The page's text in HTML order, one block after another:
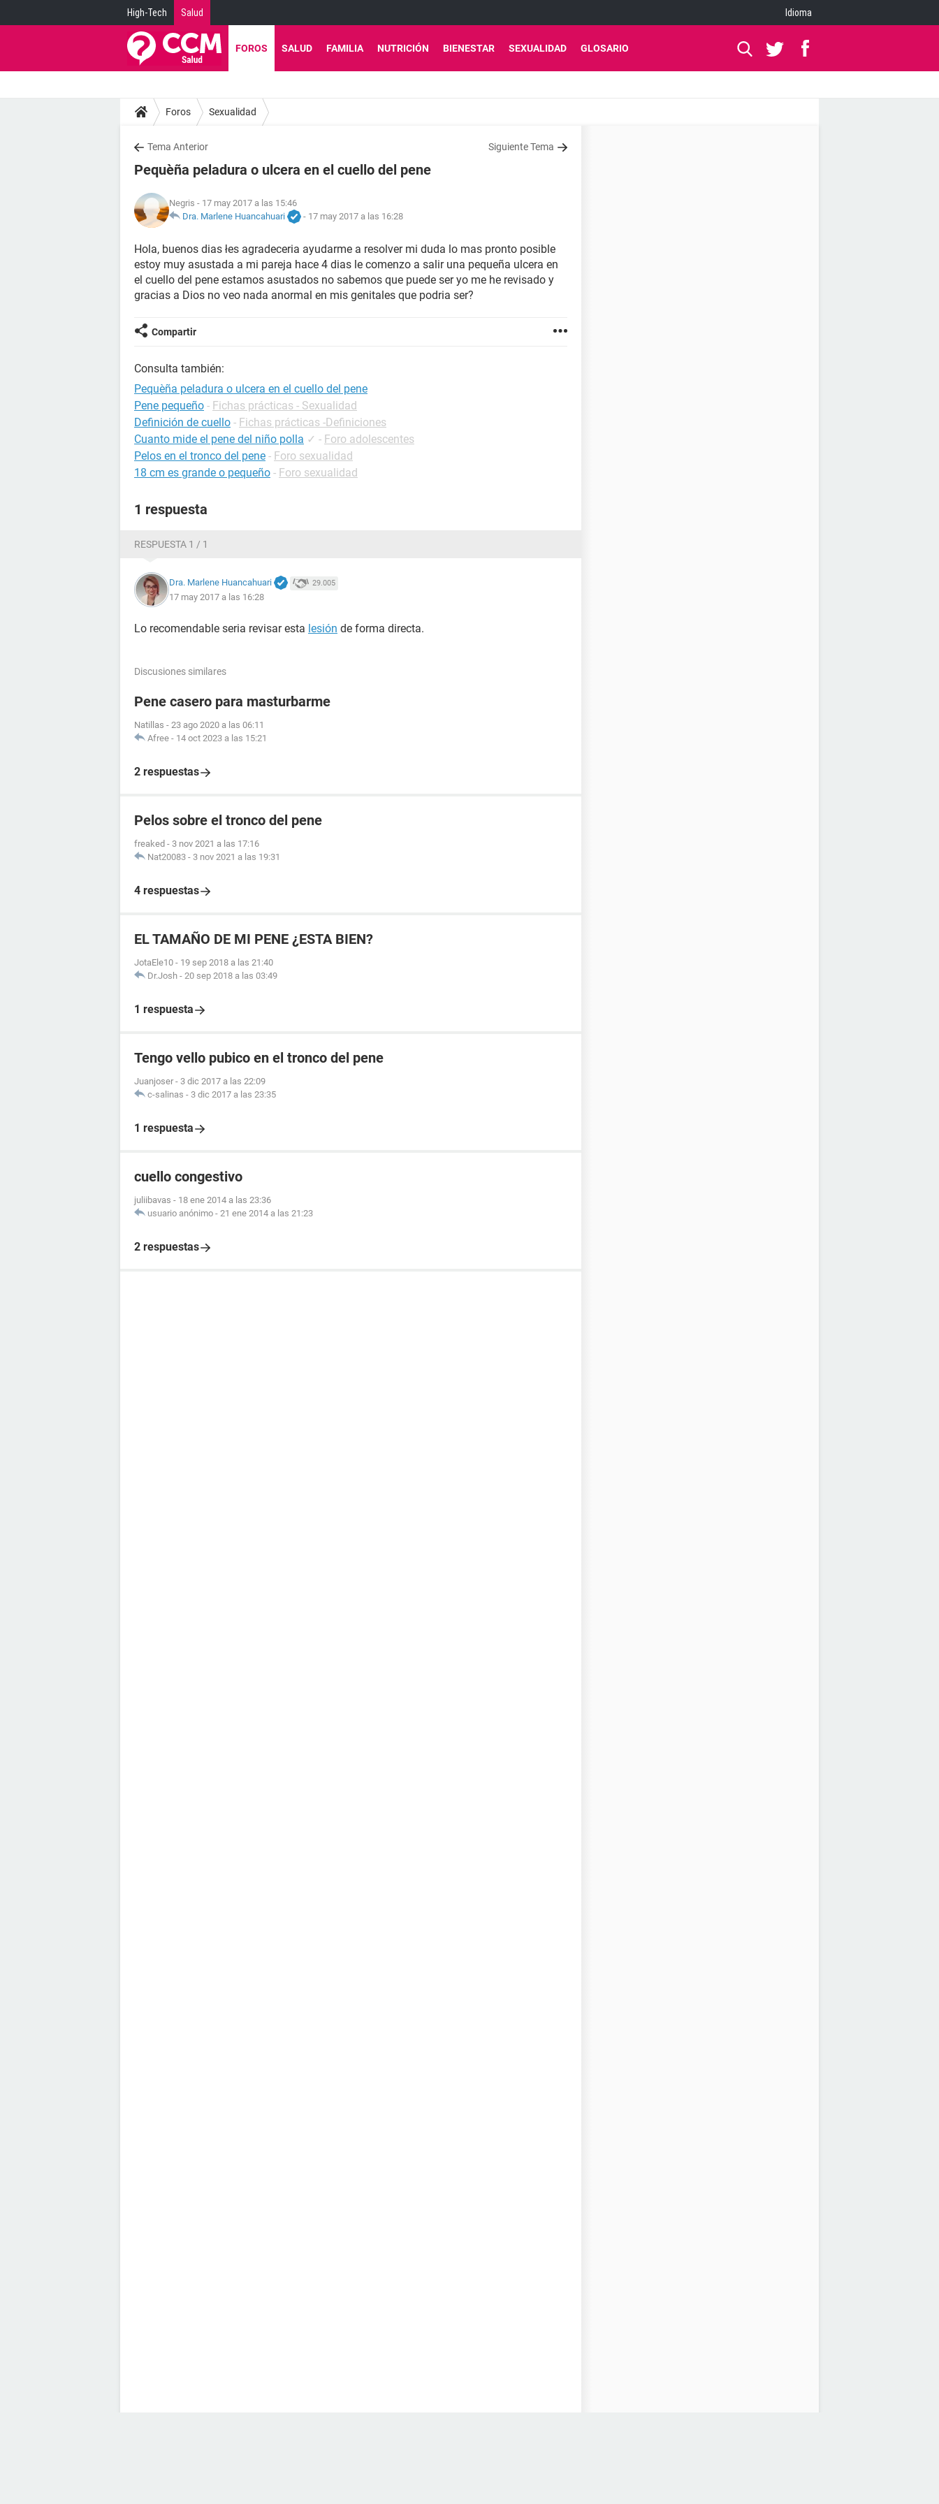
High-Tech Salud Idioma
FOROS SALUD FAMILIA NUTRICIÓN BIENESTAR SEXUALIDAD GLOSARIO
Foros Sexualidad
Tema Anterior Siguiente Tema
Pequèña peladura o ulcera en el cuello del pene
Negris - 17 may 2017 a las 15:46
Dra. Marlene Huancahuari
- 17 may 2017 a las 16:28
Hola, buenos dias łes agradeceria ayudarme a resolver mi duda lo mas pronto posible
estoy muy asustada a mi pareja hace 4 dias le comenzo a salir una pequeña ulcera en
el cuello del pene estamos asustados no sabemos que puede ser yo me he revisado y
gracias a Dios no veo nada anormal en mis genitales que podria ser?
Compartir
Consulta también:
Pequèña peladura o ulcera en el cuello del pene
Pene pequeño - Fichas prácticas - Sexualidad
Definición de cuello - Fichas prácticas -Definiciones
Cuanto mide el pene del niño polla ✓ - Foro adolescentes
Pelos en el tronco del pene - Foro sexualidad
18 cm es grande o pequeño - Foro sexualidad
1 respuesta
RESPUESTA 1 / 1
Dra. Marlene Huancahuari 29.005
17 may 2017 a las 16:28
Lo recomendable seria revisar esta lesión de forma directa.
Discusiones similares
Pene casero para masturbarme
Natillas - 23 ago 2020 a las 06:11
Afree - 14 oct 2023 a las 15:21
2 respuestas
Pelos sobre el tronco del pene
freaked - 3 nov 2021 a las 17:16
Nat20083 - 3 nov 2021 a las 19:31
4 respuestas
EL TAMAÑO DE MI PENE ¿ESTA BIEN?
JotaEle10 - 19 sep 2018 a las 21:40
Dr.Josh - 20 sep 2018 a las 03:49
1 respuesta
Tengo vello pubico en el tronco del pene
Juanjoser - 3 dic 2017 a las 22:09
c-salinas - 3 dic 2017 a las 23:35
1 respuesta
cuello congestivo
juliibavas - 18 ene 2014 a las 23:36
usuario anónimo - 21 ene 2014 a las 21:23
2 respuestas